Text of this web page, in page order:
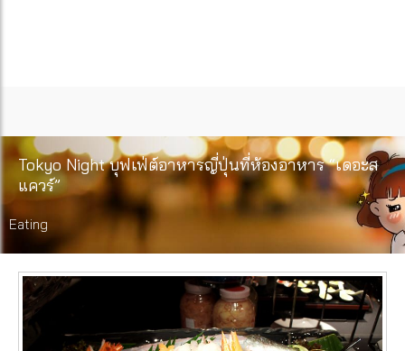
Tokyo Night บุฟเฟ่ต์อาหารญี่ปุ่นที่ห้องอาหาร “เดอะส
แควร์”
Eating